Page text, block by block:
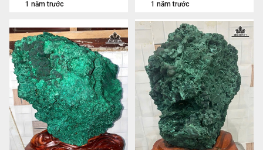
1 năm trước 1 năm trước